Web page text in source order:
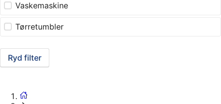
Vaskemaskine
Tørretumbler
Ryd filter